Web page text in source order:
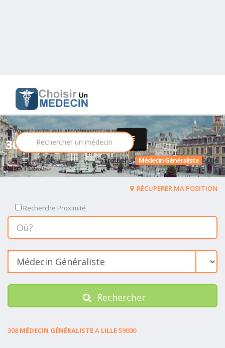
308 Médecin Généraliste
DONNEZ VOTRE AVIS, RECOMMANDEZ UN MEDECIN PARMI
Trouverun Médecin Généraliste aLille
RÉCUPERER MA POSITION
Recherche Proximité
Rechercher
308MÉDECIN GÉNÉRALISTEA LILLE59000